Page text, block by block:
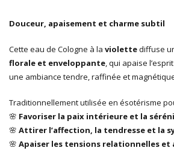
Douceur, apaisement et charme subtil
Cette eau de Cologne à la violettediffuse
florale et enveloppante, qui apaise
une ambiance tendre, raffinée et
Traditionnellement utilisée en ésotérisme
🌸 Favoriser la paix intérieure et la
🌸 Attirer l’affection, la tendresse et la
🌸 Apaiser les tensions relationnelles et